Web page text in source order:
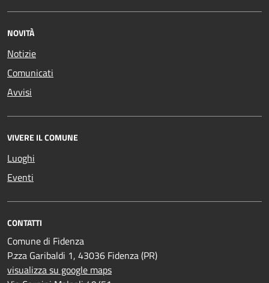
NOVITÀ
Notizie
Comunicati
Avvisi
VIVERE IL COMUNE
Luoghi
Eventi
CONTATTI
Comune di Fidenza
P.zza Garibaldi 1, 43036 Fidenza (PR)
visualizza su google maps